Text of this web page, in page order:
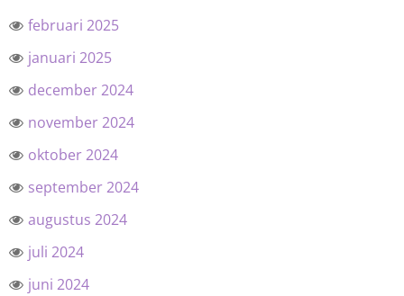
februari 2025
januari 2025
december 2024
november 2024
oktober 2024
september 2024
augustus 2024
juli 2024
juni 2024